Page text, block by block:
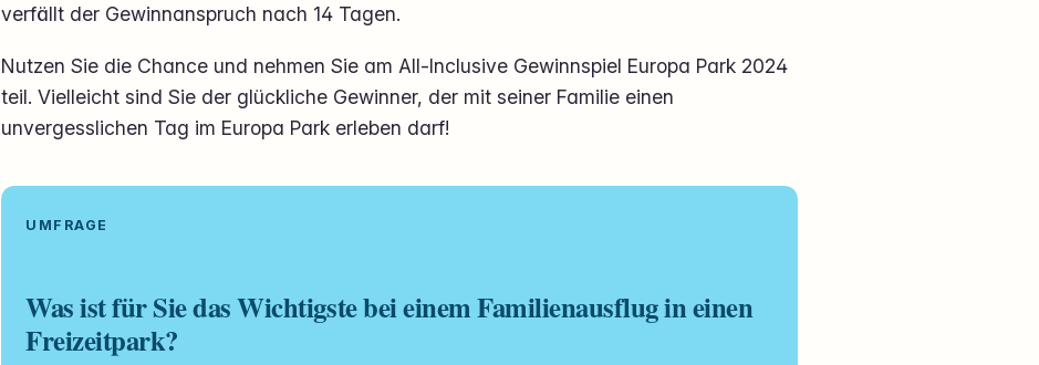
verfällt der Gewinnanspruch nach 14 Tagen.
Nutzen Sie die Chance und nehmen Sie am All-Inclusive Gewinnspiel Europa Park 2024
teil. Vielleicht sind Sie der glückliche Gewinner, der mit seiner Familie einen
unvergesslichen Tag im Europa Park erleben darf!
UMFRAGE
Was ist für Sie das Wichtigste bei einem Familienausflug in einen
Freizeitpark?